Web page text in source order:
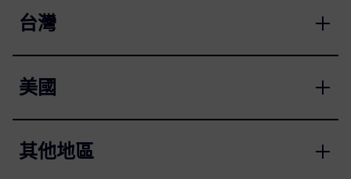
台灣
美國
其他地區